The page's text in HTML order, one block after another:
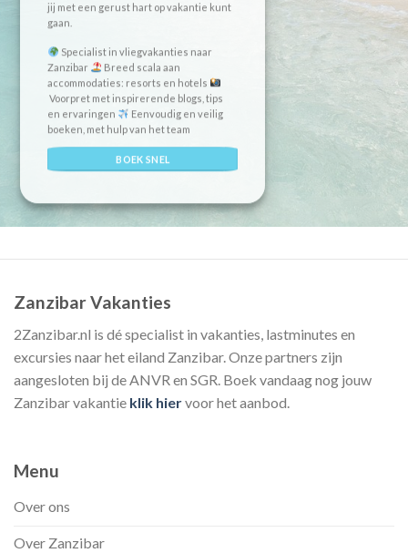
jij met een gerust hart op vakantie kunt
gaan.
Specialist in vliegvakanties naar
Zanzibar
Breed scala aan
accommodaties: resorts en hotels
Voorpret met inspirerende blogs, tips
en ervaringen
Eenvoudig en veilig
boeken, met hulp van het team
BOEK SNEL
Zanzibar Vakanties
2Zanzibar.nl is dé specialist in vakanties, lastminutes en
excursies naar het eiland Zanzibar. Onze partners zijn
aangesloten bij de ANVR en SGR. Boek vandaag nog jouw
Zanzibar vakantie klik hiervoor het aanbod.
Menu
Over ons
Over Zanzibar